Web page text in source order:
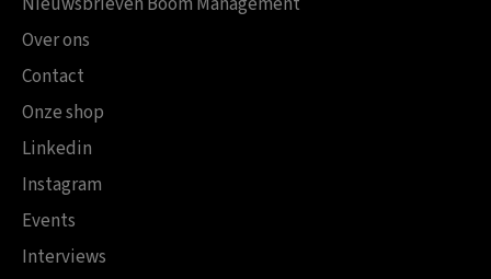
Over ons
Contact
Onze shop
Linkedin
Instagram
Events
Interviews